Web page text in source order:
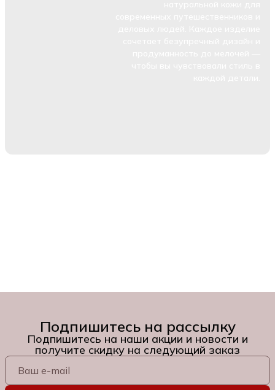
Подпишитесь на рассылку
Подпишитесь на наши акции и новости и
получите скидку на следующий заказ